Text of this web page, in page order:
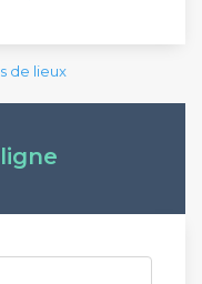
de lieux